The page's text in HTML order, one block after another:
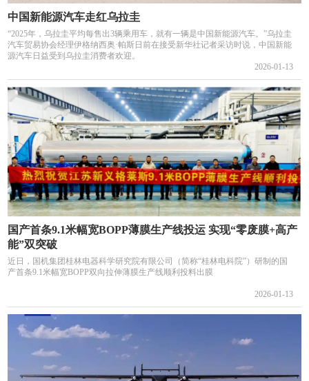
中国新能源汽车走红乌拉圭
“2025年，乌拉圭平均每售出3辆乘用车，就有一辆是中国新能源汽车。”乌拉圭
汽车贸易协会经理伊格纳西奥·帕斯日前在接受新华社记者采访时说，中国新能
源汽车日益受到乌拉圭消费者欢迎。
2026-01-13
国产首条9.1米幅宽BOPP薄膜生产线投运 实现“零废膜+高产
能”双突破
近日，国机集团桂林电器科学研究院有限公司（简称“桂林电科院”）研制的国
产首条9.1米幅宽BOPP双向拉伸薄膜生产线顺利投料出膜
2026-01-13